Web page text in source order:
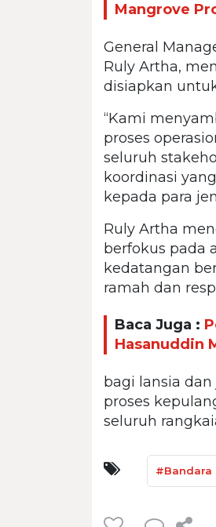
Mangrove
General
Ruly Artha,
disiapkan
“Kami
proses
seluruh
koordinasi
kepada para
Ruly Artha
berfokus pada
kedatangan
ramah dan
Baca Juga :
Hasanuddin
bagi lansia
proses
seluruh
#Bandara